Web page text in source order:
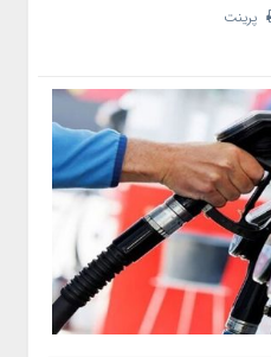
پرینت